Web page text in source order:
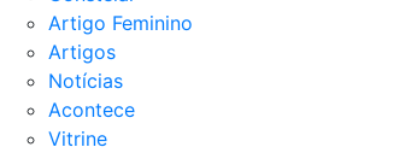
Artigo Feminino
Artigos
Notícias
Acontece
Vitrine